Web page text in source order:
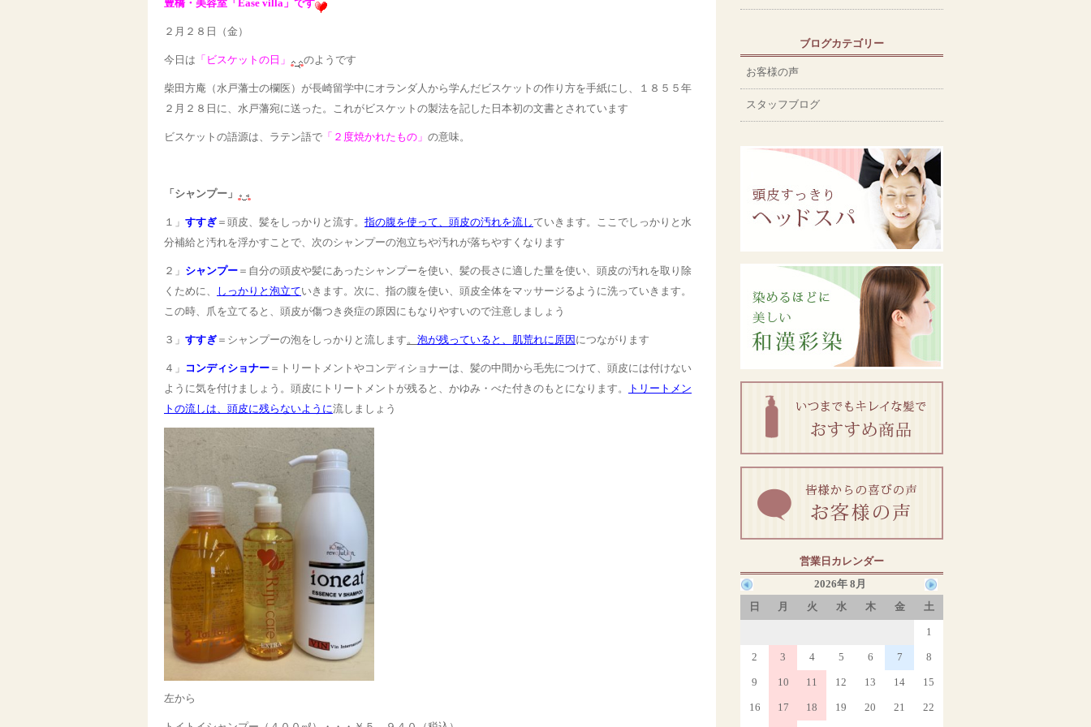
豊橋・美容室「Ease villa」です
２月２８日（金）
今日は 「ビスケットの日」 のようです
柴田方庵（水戸藩士の欄医）が長崎留学中にオランダ人から学んだビスケットの作り方を手紙にし、１８５５年
２月２８日に、水戸藩宛に送った。これがビスケットの製法を記した日本初の文書とされています
ビスケットの語源は、ラテン語で 「２度焼かれたもの」 の意味。
「シャンプー」
１」 すすぎ ＝頭皮、髪をしっかりと流す。 指の腹を使って、頭皮の汚れを流していきます。ここでしっかりと水
分補給と汚れを浮かすことで、次のシャンプーの泡立ちや汚れが落ちやすくなります
２」 シャンプー ＝自分の頭皮や髪にあったシャンプーを使い、髪の長さに適した量を使い、頭皮の汚れを取り除
くために、
しっかりと泡立ていきます。次に、指の腹を使い、頭皮全体をマッサージるように洗っていきます。
この時、爪を立てると、頭皮が傷つき炎症の原因にもなりやすいので注意しましょう
３」 すすぎ ＝シャンプーの泡をしっかりと流します。 泡が残っていると、肌荒れに原因 につながります
４」 コンディショナー ＝トリートメントやコンディショナーは、髪の中間から毛先につけて、頭皮には付けない
ように気を付けましょう。頭皮にトリートメントが残ると、かゆみ・べた付きのもとになります。
トリートメン
トの流しは、頭皮に残らないように流しましょう
左から
ブログカテゴリー
お客様の声
スタッフブログ
営業日カレンダー
2026年 8月
日
月 火 水 木 金 土
1
2 3 4 5 6 7 8
9 10 11 12 13 14 15
16 17 18 19 20 21 22